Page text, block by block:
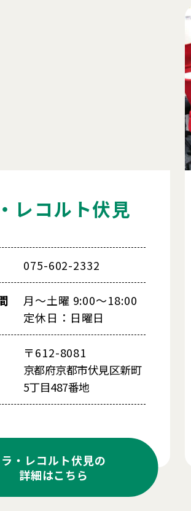
レコルト伏見
075-602-2332
月～土曜 9:00～18:00
定休日：日曜日
〒612-8081
京都府京都市伏見区新町
5丁目487番地
ラ・レコルト伏見の
詳細はこちら